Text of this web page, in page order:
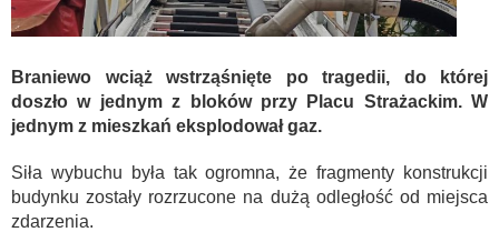
Braniewo wciąż wstrząśnięte po tragedii, do której
doszło w jednym z bloków przy Placu Strażackim. W
jednym z mieszkań eksplodował gaz.
Siła wybuchu była tak ogromna, że fragmenty konstrukcji
budynku zostały rozrzucone na dużą odległość od miejsca
zdarzenia.